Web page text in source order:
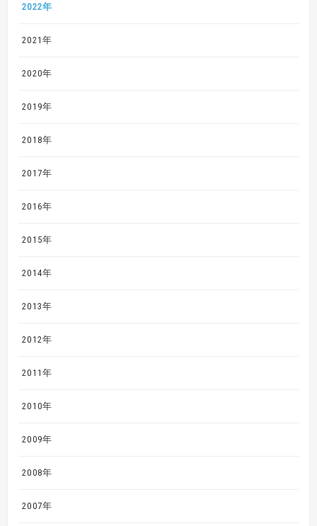
2022年
2021年
2020年
2019年
2018年
2017年
2016年
2015年
2014年
2013年
2012年
2011年
2010年
2009年
2008年
2007年